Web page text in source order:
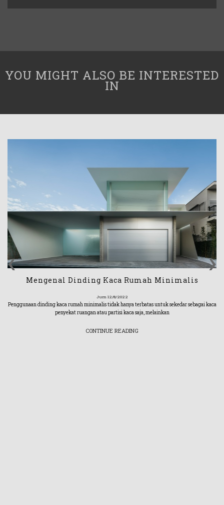
YOU MIGHT ALSO BE INTERESTED
IN
Mengenal Dinding Kaca Rumah Minimalis
Jum 12/8/2022
Penggunaan dinding kaca rumah minimalis tidak hanya terbatas untuk sekedar sebagai kaca
penyekat ruangan atau partisi kaca saja, melainkan
CONTINUE READING
‹ ›